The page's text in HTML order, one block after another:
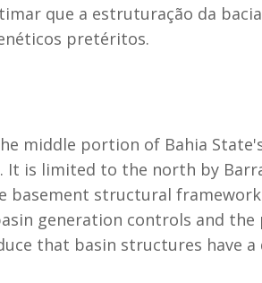
que a estruturação da
pretéritos.
middle portion of Bahia
is limited to the north by
basement structural
generation controls and
that basin structures have